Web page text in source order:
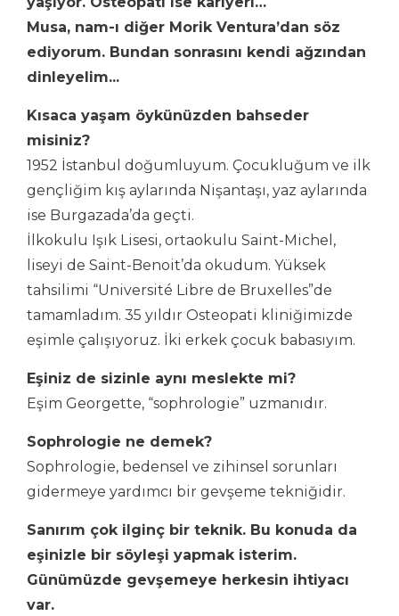
Musa, nam-ı diğer Morik Ventura’dan söz
ediyorum. Bundan sonrasını kendi ağzından
dinleyelim...
Kısaca yaşam öykünüzden bahseder
misiniz?
1952 İstanbul doğumluyum. Çocukluğum ve ilk
gençliğim kış aylarında Nişantaşı, yaz aylarında
ise Burgazada’da geçti.
İlkokulu Işık Lisesi, ortaokulu Saint-Michel,
liseyi de Saint-Benoit’da okudum. Yüksek
tahsilimi “Université Libre de Bruxelles”de
tamamladım. 35 yıldır Osteopati kliniğimizde
eşimle çalışıyoruz. İki erkek çocuk babasıyım.
Eşiniz de sizinle aynı meslekte mi?
Eşim Georgette, “sophrologie” uzmanıdır.
Sophrologie ne demek?
Sophrologie, bedensel ve zihinsel sorunları
gidermeye yardımcı bir gevşeme tekniğidir.
Sanırım çok ilginç bir teknik. Bu konuda da
eşinizle bir söyleşi yapmak isterim.
Günümüzde gevşemeye herkesin ihtiyacı
var.